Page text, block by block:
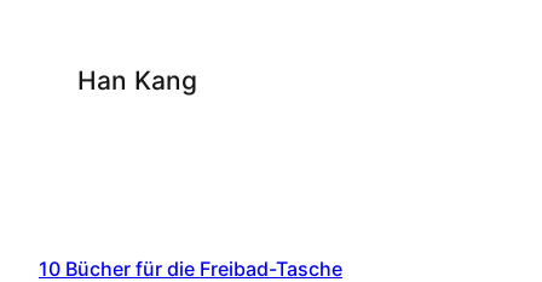
Han Kang
10 Bücher für die Freibad-Tasche